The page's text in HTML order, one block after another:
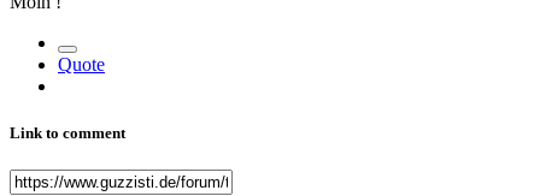
Quote
Link to comment